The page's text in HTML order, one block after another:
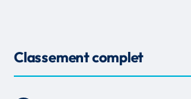
Classement complet